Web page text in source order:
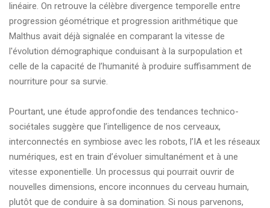
linéaire. On retrouve la célèbre divergence temporelle entre
progression géométrique et progression arithmétique que
Malthus avait déjà signalée en comparant la vitesse de
l'évolution démographique conduisant à la surpopulation et
celle de la capacité de l’humanité à produire suffisamment de
nourriture pour sa survie.
Pourtant, une étude approfondie des tendances technico-
sociétales suggère que l’intelligence de nos cerveaux,
interconnectés en symbiose avec les robots, l’IA et les réseaux
numériques, est en train d’évoluer simultanément et à une
vitesse exponentielle. Un processus qui pourrait ouvrir de
nouvelles dimensions, encore inconnues du cerveau humain,
plutôt que de conduire à sa domination. Si nous parvenons,